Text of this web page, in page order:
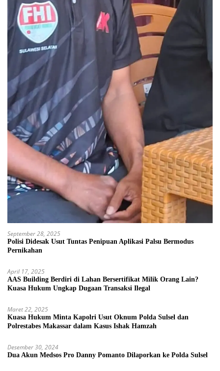
September 28, 2025
Polisi Didesak Usut Tuntas Penipuan Aplikasi Palsu Bermodus
Pernikahan
April 17, 2025
AAS Building Berdiri di Lahan Bersertifikat Milik Orang Lain?
Kuasa Hukum Ungkap Dugaan Transaksi Ilegal
Maret 22, 2025
Kuasa Hukum Minta Kapolri Usut Oknum Polda Sulsel dan
Polrestabes Makassar dalam Kasus Ishak Hamzah
Desember 30, 2024
Dua Akun Medsos Pro Danny Pomanto Dilaporkan ke Polda Sulsel